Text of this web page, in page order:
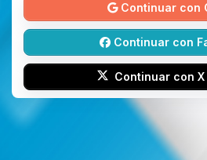
Continuar con
Continuar con
Continuar con